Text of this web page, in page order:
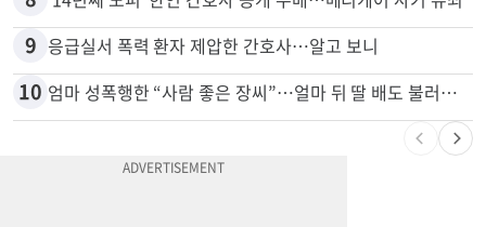
9 응급실서 폭력 환자 제압한 간호사…알고 보니
10 엄마 성폭행한 “사람 좋은 장씨”…얼마 뒤 딸 배도 불러왔다